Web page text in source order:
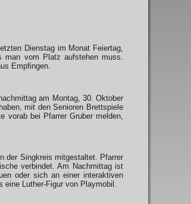
Dienstag im Monat Feiertag,
man vom Platz aufstehen muss.
Empfingen.
am Montag, 30. Oktober
mit den Senioren Brettspiele
vorab bei Pfarrer Gruber melden,
der Singkreis mitgestaltet. Pfarrer
verbindet. Am Nachmittag ist
oder sich an einer interaktiven
eine Luther-Figur von Playmobil.